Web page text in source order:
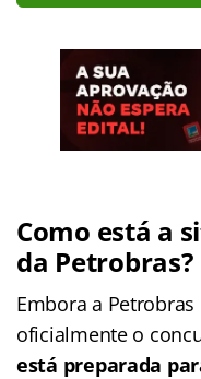
Como está a
da Petrobras?
Embora a
oficialmente o
está preparada